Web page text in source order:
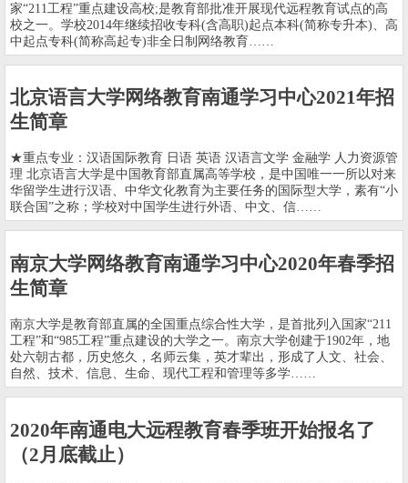
家“211工程”重点建设高校;是教育部批准开展现代远程教育试点的高
校之一。学校2014年继续招收专科(含高职)起点本科(简称专升本)、高
中起点专科(简称高起专)非全日制网络教育……
北京语言大学网络教育南通学习中心2021年招
生简章
★重点专业：汉语国际教育 日语 英语 汉语言文学 金融学 人力资源管
理 北京语言大学是中国教育部直属高等学校，是中国唯一一所以对来
华留学生进行汉语、中华文化教育为主要任务的国际型大学，素有“小
联合国”之称；学校对中国学生进行外语、中文、信……
南京大学网络教育南通学习中心2020年春季招
生简章
南京大学是教育部直属的全国重点综合性大学，是首批列入国家“211
工程”和“985工程”重点建设的大学之一。南京大学创建于1902年，地
处六朝古都，历史悠久，名师云集，英才辈出，形成了人文、社会、
自然、技术、信息、生命、现代工程和管理等多学……
2020年南通电大远程教育春季班开始报名了
（2月底截止）